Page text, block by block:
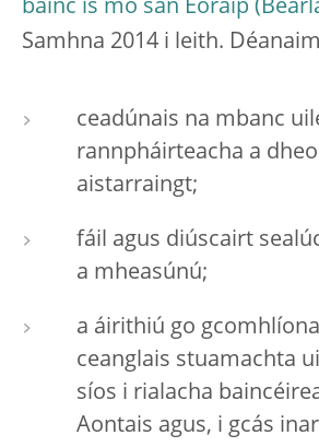
bainc is mó san Eoraip
Samhna 2014 i leith.
ceadúnais na mbanc
rannpháirteacha a
aistarraingt;
fáil agus diúscairt
a mheasúnú;
a áirithiú go
ceanglais stuamachta
síos i rialacha
Aontais agus, i gcás